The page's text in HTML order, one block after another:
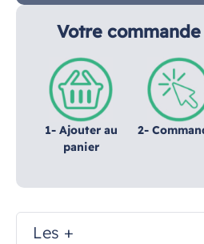
Votre
1- Ajouter au
panier
2-
Les +